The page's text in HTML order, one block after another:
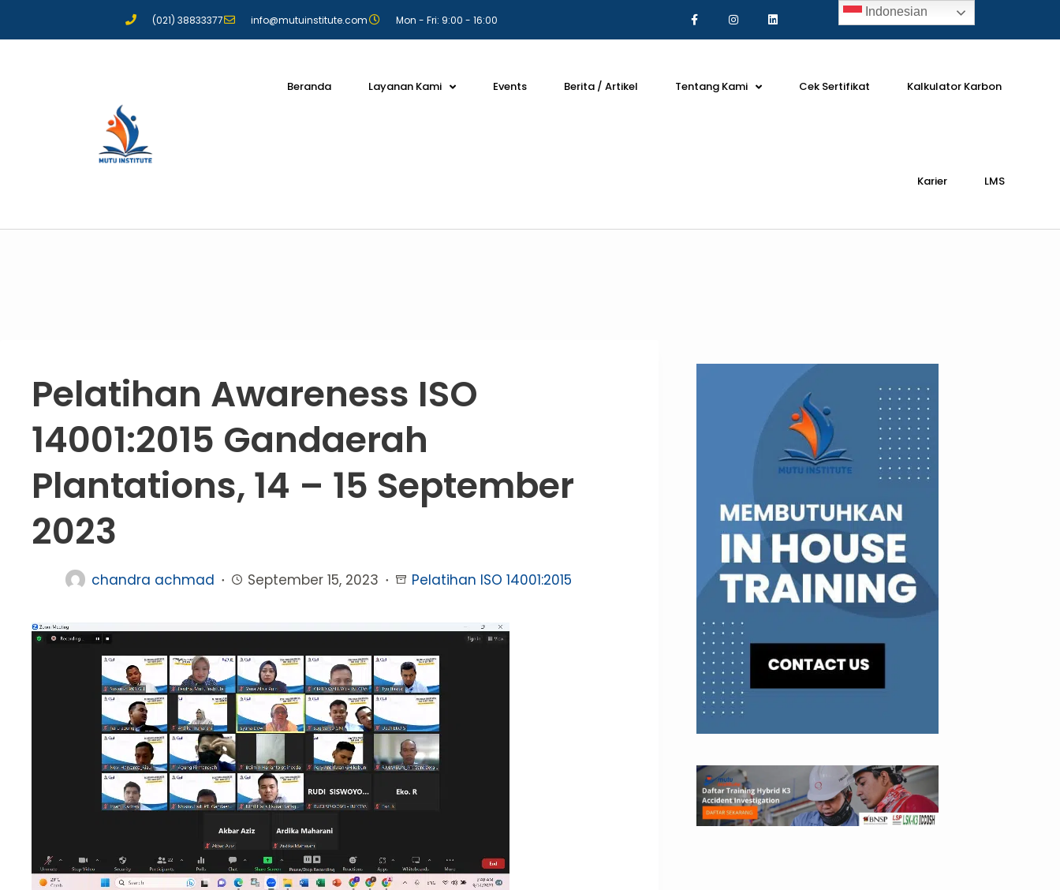
(021) 38833377 info@mutuinstitute.com Mon - Fri: 9:00 - 16:00
Beranda Layanan Kami Events Berita / Artikel Tentang Kami Cek Sertifikat Kalkulator Karbon
Karier LMS
Pelatihan Awareness ISO
14001:2015 Gandaerah
Plantations, 14 – 15 September
2023
chandra achmad September 15, 2023 Pelatihan ISO 14001:2015
Indonesian